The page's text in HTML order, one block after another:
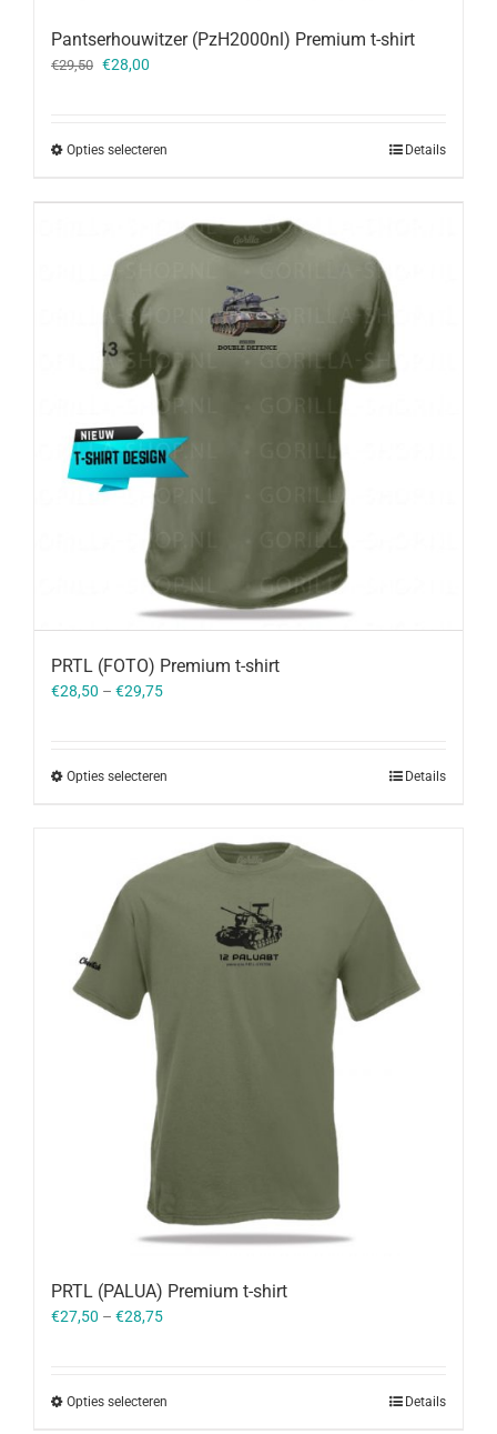
Pantserhouwitzer (PzH2000nl) Premium t-shirt
€29,50 Oorspronkelijke
€28,00
Opties selecteren Details
PRTL (FOTO) Premium t-shirt
€28,50 – €29,75
Opties selecteren Details
PRTL (PALUA) Premium t-shirt
€27,50 – €28,75
Opties selecteren Details